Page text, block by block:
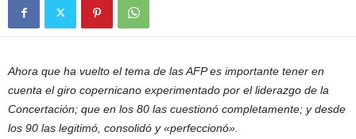
Ahora que ha vuelto el tema de las AFP es importante tener en
cuenta el giro copernicano experimentado por el liderazgo de la
Concertación; que en los 80 las cuestionó completamente; y desde
los 90 las legitimó, consolidó y «perfeccionó».